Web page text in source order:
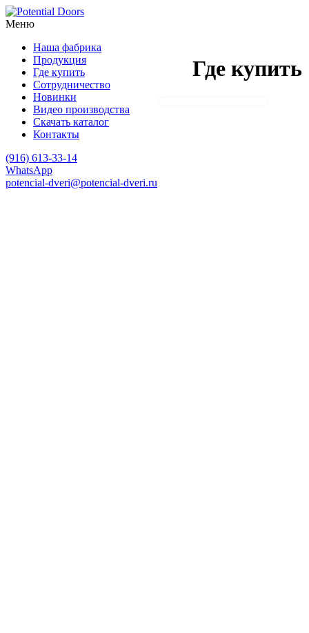
Меню
Наша фабрика
Продукция
Где купить
Сотрудничество
Новинки
Видео производства
Скачать каталог
Контакты
(916) 613-33-14
WhatsApp
potencial-dveri@potencial-dveri.ru
Где купить